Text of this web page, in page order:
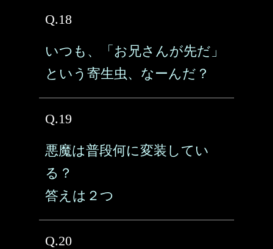
Q.18
いつも、「お兄さんが先だ」
という寄生虫、なーんだ？
Q.19
悪魔は普段何に変装してい
る？
答えは２つ
Q.20